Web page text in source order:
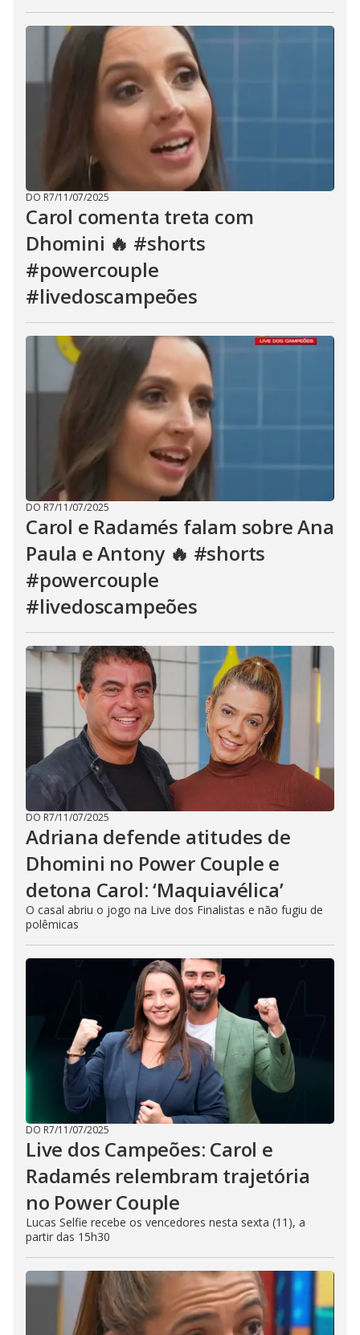
DO R7/11/07/2025
Carol comenta treta com
Dhomini 🔥 #shorts
#powercouple
#livedoscampeões
DO R7/11/07/2025
Carol e Radamés falam sobre Ana
Paula e Antony 🔥 #shorts
#powercouple
#livedoscampeões
DO R7/11/07/2025
Adriana defende atitudes de
Dhomini no Power Couple e
detona Carol: ‘Maquiavélica’
O casal abriu o jogo na Live dos Finalistas e não fugiu de
polêmicas
DO R7/11/07/2025
Live dos Campeões: Carol e
Radamés relembram trajetória
no Power Couple
Lucas Selfie recebe os vencedores nesta sexta (11), a
partir das 15h30